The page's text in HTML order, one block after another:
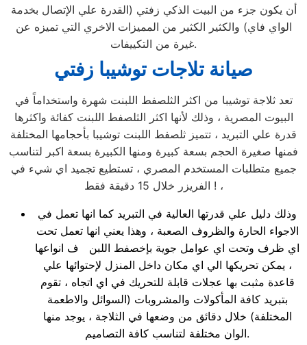
أن يكون جزء من البيت الذكي زفتي (القدرة علي الإتصال بخدمة
الواي فاي) والكثير الكثير من المميزات الاخري التي تميزه عن
غيرة من التكييفات.
صيانة تلاجات توشيبا زفتي
تعد ثلاجة توشيبا من اكثر الثلصفط اللبنت شهرة واستخداماً في
البيوت المصرية ، وذلك لأنها اكثر الثلصفط اللبنت كفائة واكثرها
قدرة علي التبريد ، تتميز ثلصفط اللبنت توشيبا بأحجامها المختلفة
فمنها صغيرة الحجم بسعة كبيرة ومنها الكبيرة بسعة اكبر لتناسب
جميع متطلبات المستخدم المصري ، تستطيع تجميد اي شيء في
الفريزر خلال 15 دقيقة فقط ! ،
وذلك دليل علي قدرتها العالية في التبريد كما انها تعمل في
الاجواء الحارة والظروف الصعبة ، وهذا يعني انها تعمل تحت
اي ظرف وتحت اي عوامل جوية بإخصفط اللبن ف انواعها
، يمكن تحريكها الي اي مكان داخل المنزل لإحتوائها علي
قاعدة مثبت بها عجلات قابلة للتحريك في اي اتجاه ، تقوم
بتبريد كافة المأكولات والمشروبات (السوائل والاطعمة
المختلفة) خلال دقائق من وضعها في الثلاجة ، يوجد منها
الوان مختلفة لتناسب كافة التصاميم.